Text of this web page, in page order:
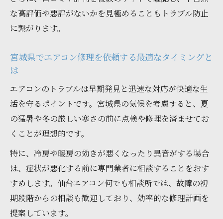
な高評価や悪評がないかを見極めることもトラブル防止
に繋がります。
宮城県でエアコン修理を依頼する最適なタイミングと
は
エアコンのトラブルは早期発見と迅速な対応が快適な生
活を守るポイントです。宮城県の気候を考慮すると、夏
の猛暑や冬の厳しい寒さの前に点検や修理を済ませてお
くことが理想的です。
特に、冷房や暖房の効きが悪くなったり異音がする場合
は、症状が悪化する前に専門業者に相談することをおす
すめします。仙台エアコン何でも相談所では、故障の初
期段階からの相談も歓迎しており、効率的な修理計画を
提案しています。